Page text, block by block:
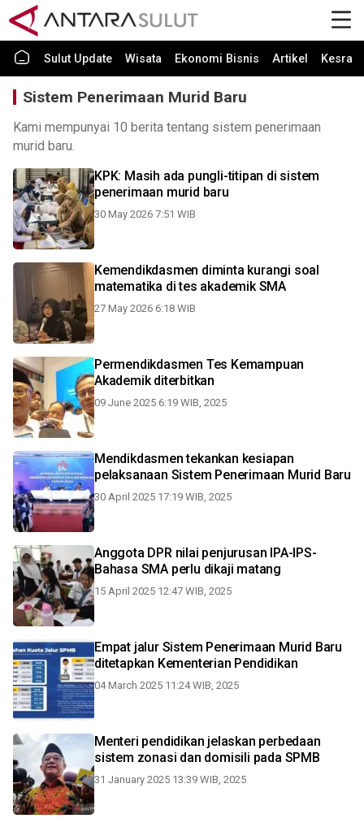
Sulut Update Wisata Ekonomi Bisnis Artikel Kesra
Sistem Penerimaan Murid Baru
Kami mempunyai 10 berita tentang sistem penerimaan
murid baru.
KPK: Masih ada pungli-titipan di sistem
penerimaan murid baru
30 May 2026 7:51 WIB
Kemendikdasmen diminta kurangi soal
matematika di tes akademik SMA
27 May 2026 6:18 WIB
Permendikdasmen Tes Kemampuan
Akademik diterbitkan
09 June 2025 6:19 WIB, 2025
Mendikdasmen tekankan kesiapan
pelaksanaan Sistem Penerimaan Murid Baru
30 April 2025 17:19 WIB, 2025
Anggota DPR nilai penjurusan IPA-IPS-
Bahasa SMA perlu dikaji matang
15 April 2025 12:47 WIB, 2025
Empat jalur Sistem Penerimaan Murid Baru
ditetapkan Kementerian Pendidikan
04 March 2025 11:24 WIB, 2025
Menteri pendidikan jelaskan perbedaan
sistem zonasi dan domisili pada SPMB
31 January 2025 13:39 WIB, 2025